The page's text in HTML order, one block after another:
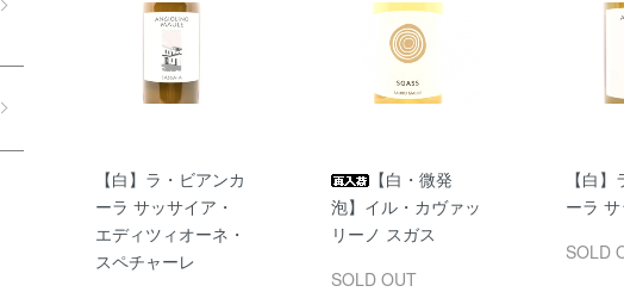
【白】ラ・ビアンカ
ーラ サッサイア・
エディツィオーネ・
スペチャーレ
【白・微発
泡】イル・カヴァッ
リーノ スガス
SOLD OUT
【白
ーラ
SOLD